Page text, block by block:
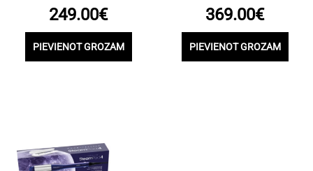
249.00€
PIEVIENOT GROZAM
369.00€
PIEVIENOT GROZAM